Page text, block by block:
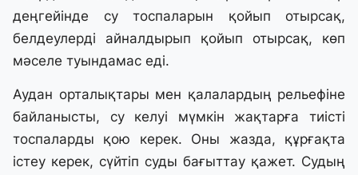
деңгейінде су тоспаларын қойып отырсақ,
белдеулерді айналдырып қойып отырсақ, көп
мәселе туындамас еді.
Аудан орталықтары мен қалалардың рельефіне
байланысты, су келуі мүмкін жақтарға тиісті
тоспаларды қою керек. Оны жазда, құрғақта
істеу керек, сүйтіп суды бағыттау қажет. Судың